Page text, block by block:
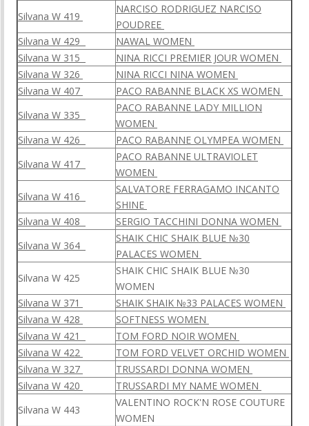
Silvana W 419
NARCISO RODRIGUEZ NARCISO
POUDREE
Silvana W 429
NAWAL WOMEN
Silvana W 315
NINA RICCI PREMIER JOUR WOMEN
Silvana W 326
NINA RICСI NINA WOMEN
Silvana W 407
PACO RABANNE BLACK XS WOMEN
Silvana W 335
PACO RABANNE LADY MILLION
WOMEN
Silvana W 426
PACO RABANNE OLYMPEA WOMEN
Silvana W 417
PACO RABANNE ULTRAVIOLET
WOMEN
Silvana W 416
SALVATORE FERRAGAMO INCANTO
SHINE
Silvana W 408
SERGIO TACCHINI DONNA WOMEN
Silvana W 364
SHAIK CHIC SHAIK BLUE №30
PALACES WOMEN
Silvana W 425
SHAIK CHIC SHAIK BLUE №30
WOMEN
Silvana W 371
SHAIK SHAIK №33 PALACES WOMEN
Silvana W 428
SOFTNESS WOMEN
Silvana W 421
TOM FORD NOIR WOMEN
Silvana W 422
TOM FORD VELVET ORCHID WOMEN
Silvana W 327
TRUSSARDI DONNA WOMEN
Silvana W 420
TRUSSARDI MY NAME WOMEN
Silvana W 443
VALENTINO ROCK'N ROSE COUTURE
WOMEN